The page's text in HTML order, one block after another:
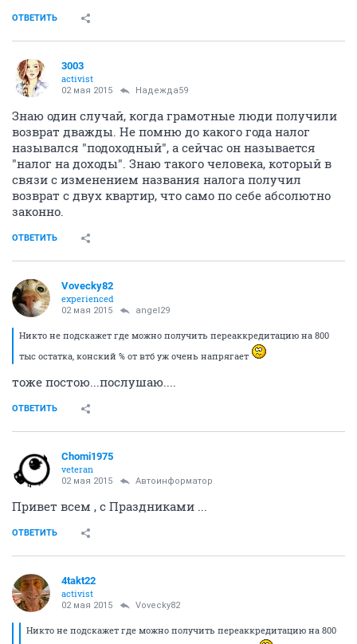
ОТВЕТИТЬ
3003
activist
02 мая 2015 Надежда59
Знаю один случай, когда грамотные люди получили
возврат дважды. Не помню до какого года налог
назывался "подоходный", а сейчас он называется
"налог на доходы". Знаю такого человека, который в
связи с изменением названия налога получил
возврат с двух квартир, что само по себе абсолютно
законно.
ОТВЕТИТЬ
Vovecky82
experienced
02 мая 2015 angel29
Никто не подскажет где можно получить переаккредитацию на 800
тыс остатка, конский % от втб уж очень напрягает
тоже постою...послушаю....
ОТВЕТИТЬ
Chomi1975
veteran
02 мая 2015 Автоинформатор
Привет всем , с Праздниками ...
ОТВЕТИТЬ
4takt22
activist
02 мая 2015 Vovecky82
Никто не подскажет где можно получить переаккредитацию на 800